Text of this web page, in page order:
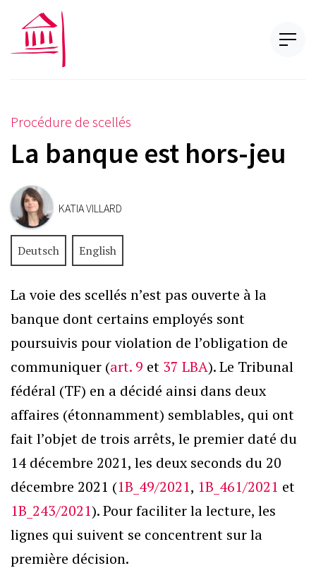
Procédure de scellés
La banque est hors-jeu
KATIA VILLARD
Deutsch English
La voie des scellés n’est pas ouverte à la
banque dont certains employés sont
poursuivis pour violation de l’obligation de
communiquer (art. 9 et 37 LBA). Le Tribunal
fédéral (TF) en a décidé ainsi dans deux
affaires (étonnamment) semblables, qui ont
fait l’objet de trois arrêts, le premier daté du
14 décembre 2021, les deux seconds du 20
décembre 2021 (1B_49/2021, 1B_461/2021 et
1B_243/2021). Pour faciliter la lecture, les
lignes qui suivent se concentrent sur la
première décision.